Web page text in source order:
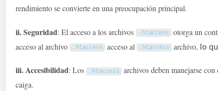
rendimiento se convierte en una preocupación principal.
ii. Seguridad: El acceso a los archivos . htaccess otorga un
acceso al archivo
. htaccess acceso al . htaccess archivo, lo
iii. Accesibilidad: Los . htaccess archivos deben manejarse
caiga.